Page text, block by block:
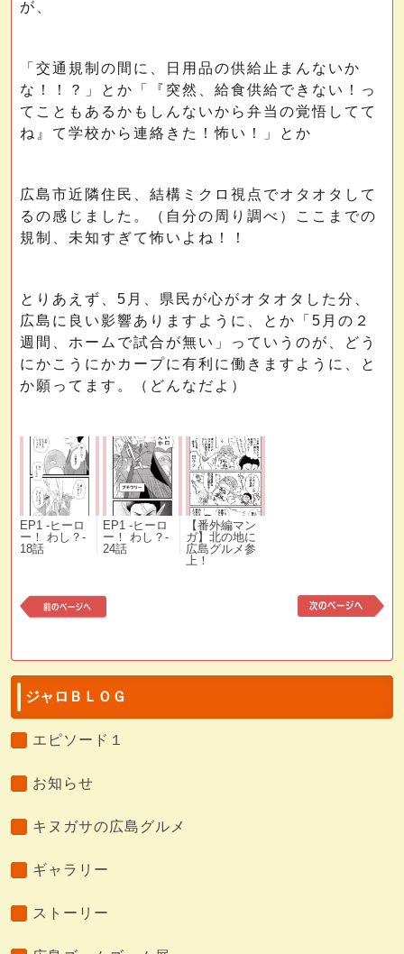
が、
「交通規制の間に、日用品の供給止まんないか
な！！？」とか「『突然、給食供給できない！っ
てこともあるかもしんないから弁当の覚悟してて
ね』て学校から連絡きた！怖い！」とか
広島市近隣住民、結構ミクロ視点でオタオタして
るの感じました。（自分の周り調べ）ここまでの
規制、未知すぎて怖いよね！！
とりあえず、5月、県民が心がオタオタした分、
広島に良い影響ありますように、とか「5月の２
週間、ホームで試合が無い」っていうのが、どう
にかこうにかカープに有利に働きますように、と
か願ってます。（どんなだよ）
EP1 -ヒーロ
ー！ わし？-
18話
EP1 -ヒーロ
ー！ わし？-
24話
【番外編マン
ガ】北の地に
広島グルメ参
上！
の
記
の
記
ジャロＢＬＯＧ
エピソード１
お知らせ
キヌガサの広島グルメ
ギャラリー
ストーリー